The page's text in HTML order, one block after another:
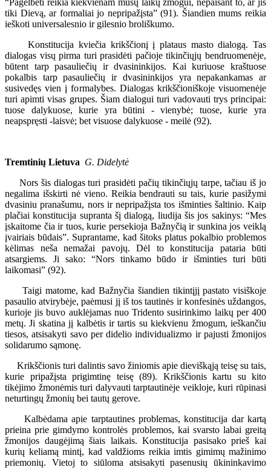
tiki Dievą, ar formaliai jo nepripažįsta” (91). Šiandien mums reikia
ieškoti universalesnio ir gilesnio broliškumo.
Konstitucija kviečia krikščionį į plataus masto dialogą. Tas
dialogas visų pirma turi prasidėti pačioje tikinčiųjų bendruomenėje,
būtent tarp pasauliečių ir dvasininkijos. Kai kuriuose kraštuose
pokalbis tarp pasauliečių ir dvasininkijos yra nepakankamas ar
susivedęs vien į formalybes. Dialogas krikščioniškoje visuomenėje
turi apimti visas grupes. Šiam dialogui turi vadovauti trys principai:
tuose dalykuose, kurie yra būtini - vienybė; tuose, kurie yra
neapspręsti -laisvė; bet visuose dalykuose - meilė (92).
Tremtinių Lietuva G. Didelytė
Nors šis dialogas turi prasidėti pačių tikinčiųjų tarpe, tačiau iš jo
negalima išskirti nė vieno. Reikia bendrauti su tais, kurie pasižymi
dvasiniu pranašumu, nors ir nepripažįsta tos išminties šaltinio. Kaip
plačiai konstitucija supranta šį dialogą, liudija šis jos sakinys: “Mes
įskaitome čia ir tuos, kurie persekioja Bažnyčią ir sunkina jos veiklą
įvairiais būdais”. Suprantame, kad šitoks platus pokalbio problemos
kėlimas neša nemažai pavojų. Dėl to konstitucija pataria būti
atsargiems. Ji sako: “Nors tinkamo būdo ir išminties turi būti
laikomasi” (92).
Taigi matome, kad Bažnyčia šiandien tikintįjį pastato visiškoje
pasaulio atvirybėje, paėmusi jį iš tos tautinės ir konfesinės uždangos,
kurioje jis buvo auklėjamas nuo Tridento susirinkimo laikų per 400
metų. Ji skatina jį kalbėtis ir tartis su kiekvienu žmogum, ieškančiu
tiesos, atsisakyti savo per didelio individualizmo ir pajusti žmonijos
solidarumo sąmonę.
Krikščionis turi dalintis savo žiniomis apie dieviškąją teisę su tais,
kurie pripažįsta prigimtinę teisę (89). Krikščionis kartu su kito
tikėjimo žmonėmis turi dalyvauti tarptautinėje veikloje, kuri rūpinasi
neturtingų žmonių bei tautų gerove.
Kalbėdama apie tarptautines problemas, konstitucija dar kartą
prieina prie gimdymo kontrolės problemos, kai svarsto labai greitą
žmonijos daugėjimą šiais laikais. Konstitucija pasisako prieš kai
kurių keliamą mintį, kad valdžioms reikia imtis gimimų mažinimo
priemonių. Vietoj to siūloma atsisakyti pasenusių ūkininkavimo